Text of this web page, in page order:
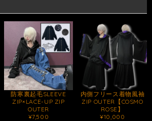
防寒裏起毛SLEEVE
ZIP×LACE-UP ZIP
OUTER
¥7,500
内側フリース着物風袖
ZIP OUTER【COSMO
ROSE】
¥10,000